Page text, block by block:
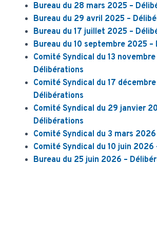
Bureau du 28 mars 2025 –
Bureau du 29 avril 2025 –
Bureau du 17 juillet 2025 –
Bureau du 10 septembre 2025 –
Comité Syndical du 13
Délibérations
Comité Syndical du 17
Délibérations
Comité Syndical du 29 janvier
Délibérations
Comité Syndical du 3 mars
Comité Syndical du 10 juin 2026
Bureau du 25 juin 2026 –